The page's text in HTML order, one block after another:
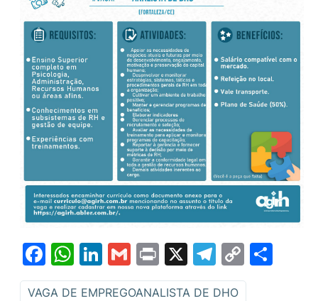
Facebook
WhatsApp
LinkedIn
GmailPrint
X Telegram
Copy
Link
VAGA DE EMPREGOANALISTA DE DHO